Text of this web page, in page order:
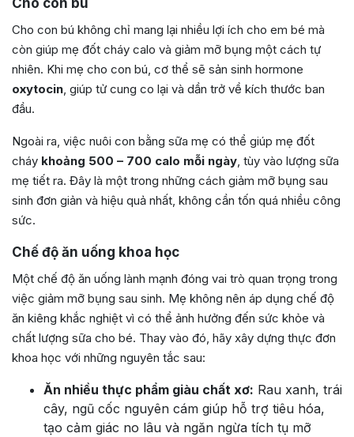
Cho con bú
Cho con bú không chỉ mang lại nhiều lợi ích cho em bé mà
còn giúp mẹ đốt cháy calo và giảm mỡ bụng một cách tự
nhiên. Khi mẹ cho con bú, cơ thể sẽ sản sinh hormone
oxytocin, giúp tử cung co lại và dần trở về kích thước ban
đầu.
Ngoài ra, việc nuôi con bằng sữa mẹ có thể giúp mẹ đốt
cháy khoảng 500 – 700 calo mỗi ngày, tùy vào lượng sữa
mẹ tiết ra. Đây là một trong những cách giảm mỡ bụng sau
sinh đơn giản và hiệu quả nhất, không cần tốn quá nhiều công
sức.
Chế độ ăn uống khoa học
Một chế độ ăn uống lành mạnh đóng vai trò quan trọng trong
việc giảm mỡ bụng sau sinh. Mẹ không nên áp dụng chế độ
ăn kiêng khắc nghiệt vì có thể ảnh hưởng đến sức khỏe và
chất lượng sữa cho bé. Thay vào đó, hãy xây dựng thực đơn
khoa học với những nguyên tắc sau:
Ăn nhiều thực phẩm giàu chất xơ: Rau xanh, trái
cây, ngũ cốc nguyên cám giúp hỗ trợ tiêu hóa,
tạo cảm giác no lâu và ngăn ngừa tích tụ mỡ